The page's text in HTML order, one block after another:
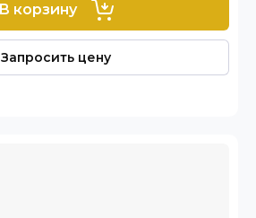
В корзину
Запросить цену